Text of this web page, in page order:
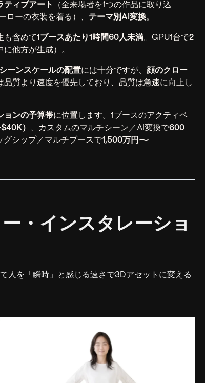
ティブアート
（全来場者を1つの作品に取り込
ローの衣装を着る）、 テーマ別AI変換。
も含めて1ブースあたり1時間60人未満。GPU1台で2
他方が生成）。
ーンスケールの配置には十分ですが、 顔のクロー
品質より速度を優先しており、品質は急速に向上し
ョンの予算帯に位置します。1ブースのアクティベ
） 、カスタムのマルチシーン／AI変換で600
グシップ／マルチブースで1,500万円〜
・インスタレーショ
人を「瞬時」と感じる速さで3Dアセットに変える